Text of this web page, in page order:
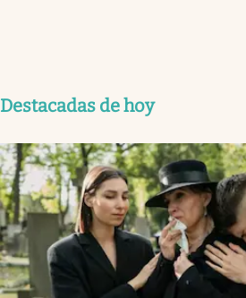
Destacadas de hoy